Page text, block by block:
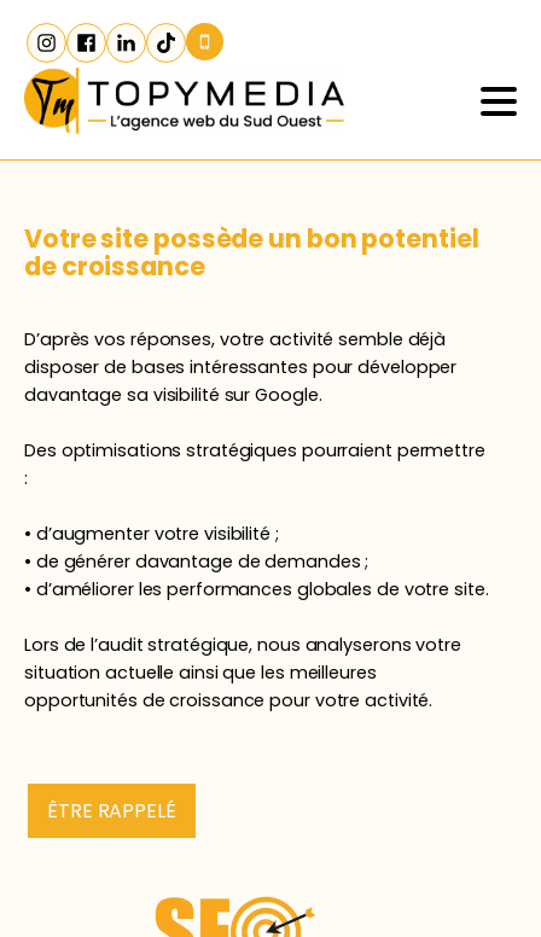
Votre site possède un bon potentiel
de croissance
D’après vos réponses, votre activité semble déjà
disposer de bases intéressantes pour développer
davantage sa visibilité sur Google.
Des optimisations stratégiques pourraient permettre
:
• d’augmenter votre visibilité ;
• de générer davantage de demandes ;
• d’améliorer les performances globales de votre site.
Lors de l’audit stratégique, nous analyserons votre
situation actuelle ainsi que les meilleures
opportunités de croissance pour votre activité.
ÊTRE RAPPELÉ